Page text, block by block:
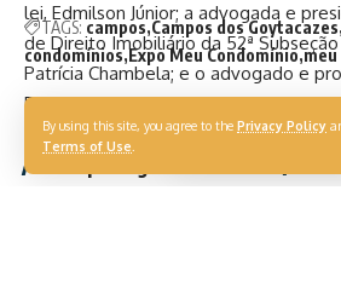
By using this site, you agree to the Privacy Policy
Terms of Use
TAGS: campos Campos dos Goytacazes
condomínios Expo Meu Condomínio meu
lei, Edmilson Júnior; a advogada e
de Direito Imobiliário da 52ª
Patrícia Chambela; e o advogado e
Douglas Leonard.